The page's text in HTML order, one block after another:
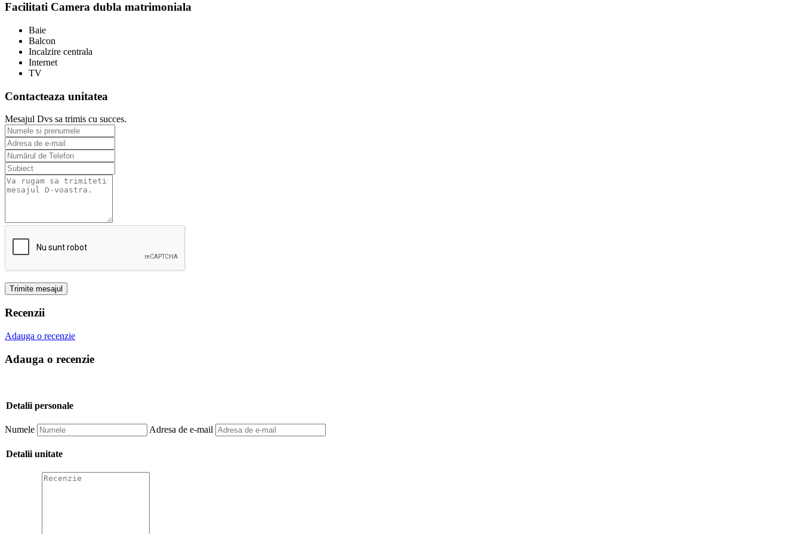
Facilitati Camera dubla matrimoniala
Baie
Balcon
Incalzire centrala
Internet
TV
Contacteaza unitatea
Mesajul Dvs sa trimis cu succes.
Trimite mesajul
Recenzii
Adauga o recenzie
Adauga o recenzie
Detalii personale
Numele Adresa de e-mail
Detalii unitate